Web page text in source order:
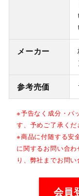
メーカー
参考売価
※予告なく成分・パ
す、予めご了承くだ
※商品に付随する安
に関するお問い合
り、弊社までお問い
会員